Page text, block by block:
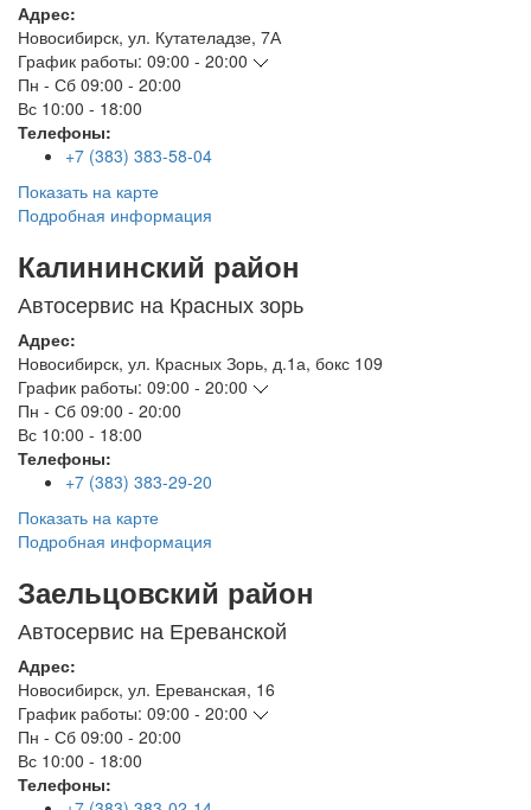
Адрес:
Новосибирск, ул. Кутателадзе, 7А
График работы: 09:00 - 20:00
Пн - Сб 09:00 - 20:00
Вс 10:00 - 18:00
Телефоны:
+7 (383) 383-58-04
Показать на карте
Подробная информация
Калининский район
Автосервис на Красных зорь
Адрес:
Новосибирск, ул. Красных Зорь, д.1а, бокс 109
График работы: 09:00 - 20:00
Пн - Сб 09:00 - 20:00
Вс 10:00 - 18:00
Телефоны:
+7 (383) 383-29-20
Показать на карте
Подробная информация
Заельцовский район
Автосервис на Ереванской
Адрес:
Новосибирск, ул. Ереванская, 16
График работы: 09:00 - 20:00
Пн - Сб 09:00 - 20:00
Вс 10:00 - 18:00
Телефоны: